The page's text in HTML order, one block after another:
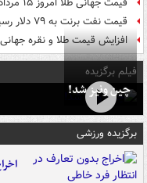
قیمت نفت برنت به ۷۹ دلار رسید
افزایش قیمت طلا و نقره جهانی
فیلم برگزیده
چین ونیز شد!
برگزیده ورزشی